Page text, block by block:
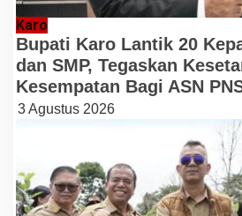
Karo
Bupati Karo Lantik 20
dan SMP, Tegaskan
Kesempatan Bagi ASN
3 Agustus 2026